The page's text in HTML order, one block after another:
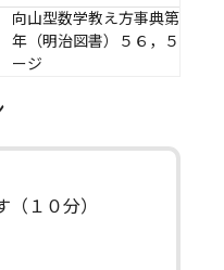
向山型数学教え方事典第１学
年（明治図書）５６，５７ペ
ージ
１０分）